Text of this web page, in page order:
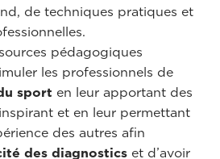
de techniques pratiques et
pédagogiques
les professionnels de
sport en leur apportant des
et en leur permettant
des autres afin
des diagnostics et d’avoir